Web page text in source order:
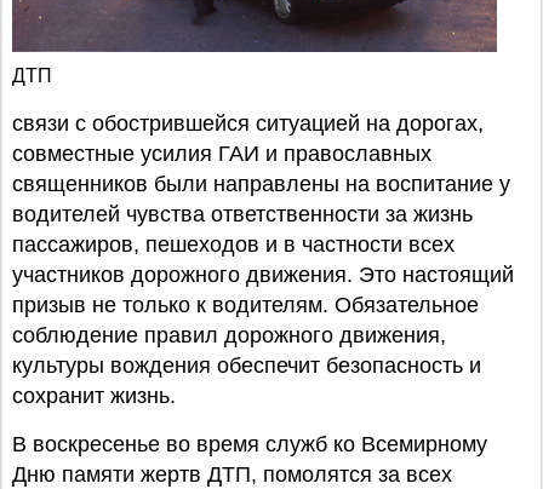
ДТП
связи с обострившейся ситуацией на дорогах,
совместные усилия ГАИ и православных
священников были направлены на воспитание у
водителей чувства ответственности за жизнь
пассажиров, пешеходов и в частности всех
участников дорожного движения. Это настоящий
призыв не только к водителям. Обязательное
соблюдение правил дорожного движения,
культуры вождения обеспечит безопасность и
сохранит жизнь.
В воскресенье во время служб ко Всемирному
Дню памяти жертв ДТП, помолятся за всех